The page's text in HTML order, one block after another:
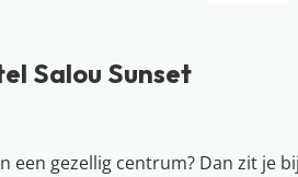
Salou Sunset
gezellig centrum? Dan zit je